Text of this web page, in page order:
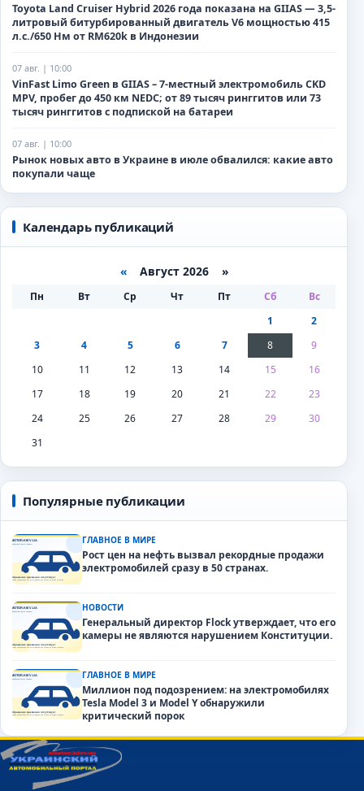
Toyota Land Cruiser Hybrid 2026 года показана на GIIAS — 3,5-
литровый битурбированный двигатель V6 мощностью 415
л.с./650 Нм от RM620k в Индонезии
07 авг. | 10:00
VinFast Limo Green в GIIAS – 7-местный электромобиль CKD
MPV, пробег до 450 км NEDC; от 89 тысяч ринггитов или 73
тысяч ринггитов с подпиской на батареи
07 авг. | 10:00
Рынок новых авто в Украине в июле обвалился: какие авто
покупали чаще
Календарь публикаций
«Август 2026 »
Пн Вт Ср Чт Пт Сб
Вс
1
2
3
4 5 6 7 8
9
10
11 12 13 14 15
16
17
18 19 20 21 22
23
24
25 26 27 28 29
30
31
Популярные публикации
ГЛАВНОЕ В МИРЕ
Рост цен на нефть вызвал рекордные продажи
электромобилей сразу в 50 странах.
НОВОСТИ
Генеральный директор Flock утверждает, что его
камеры не являются нарушением Конституции.
ГЛАВНОЕ В МИРЕ
Миллион под подозрением: на электромобилях
Tesla Model 3 и Model Y обнаружили
критический порок